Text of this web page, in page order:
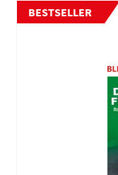
BESTSELLER